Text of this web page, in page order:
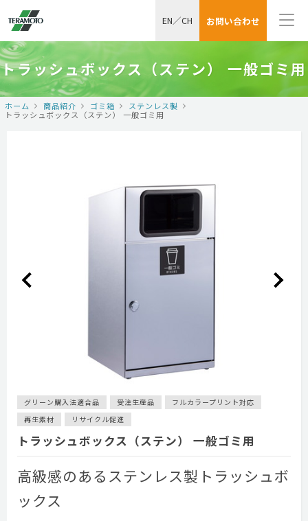
お問い合わせ
EN／CH
トラッシュボックス（ステン） 一般ゴミ用
ホーム 商品紹介 ゴミ箱
ステンレス製
トラッシュボックス（ステン） 一般ゴミ用
グリーン購入法適合品 受注生産品
フルカラープリント対応
再生素材
リサイクル促進
トラッシュボックス（ステン） 一般ゴミ用
高級感のあるステンレス製トラッシュボ
ックス